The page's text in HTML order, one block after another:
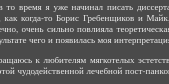
время я уже начинал писать
как когда-то Борис Гребенщиков и
очень сильно повлияла
чего и появилась моя
к любителям мягкотелых
чудодейственной лечебной пост-